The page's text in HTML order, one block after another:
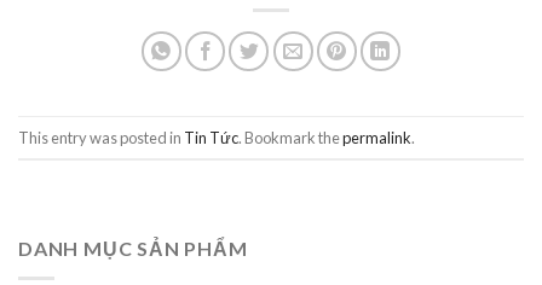
DANH MỤC SẢN PHẨM
This entry was posted in Tin Tức. Bookmark thepermalink.